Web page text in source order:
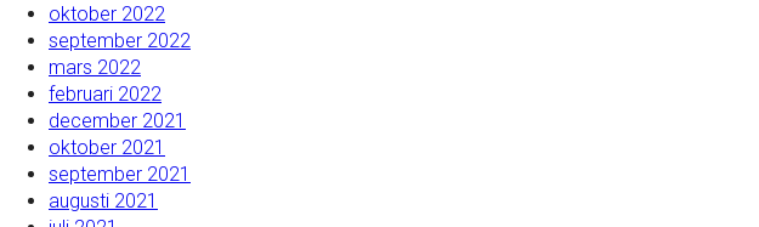
oktober 2022
september 2022
mars 2022
februari 2022
december 2021
oktober 2021
september 2021
augusti 2021